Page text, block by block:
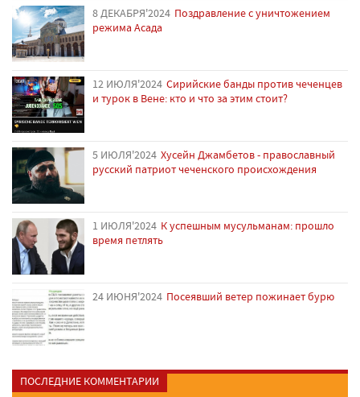
8 ДЕКАБРЯ'2024 Поздравление с уничтожением
режима Асада
12 ИЮЛЯ'2024 Сирийские банды против чеченцев
и турок в Вене: кто и что за этим стоит?
5 ИЮЛЯ'2024 Хусейн Джамбетов - православный
русский патриот чеченского происхождения
1 ИЮЛЯ'2024 К успешным мусульманам: прошло
время петлять
24 ИЮНЯ'2024 Посеявший ветер пожинает бурю
ПОСЛЕДНИЕ КОММЕНТАРИИ